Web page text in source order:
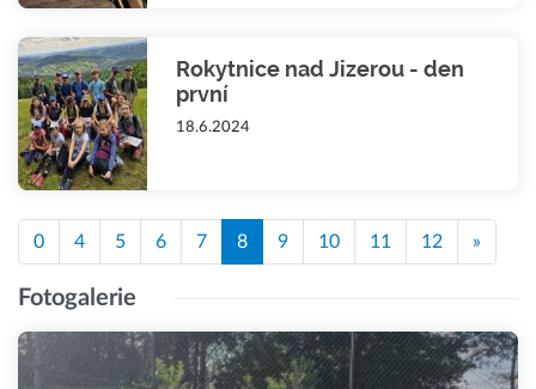
Rokytnice nad Jizerou - den
první
18.6.2024
0 4 5 6 7 8 9 10 11 12 »
Fotogalerie